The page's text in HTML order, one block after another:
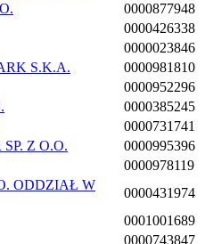
0000877948
0000426338
0000023846
S.K.A.
0000981810
0000952296
0000385245
0000731741
Z O.O.
0000995396
0000978119
ODDZIAŁ W
0000431974
0001001689
0000743847